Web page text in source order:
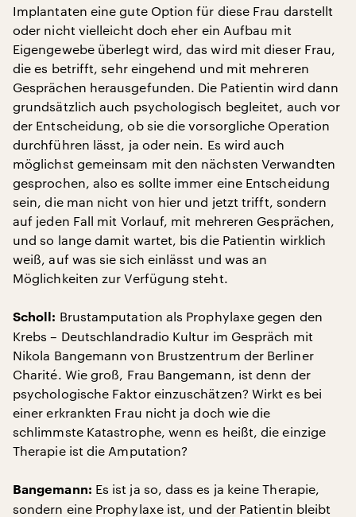
Implantaten eine gute Option für diese Frau darstellt
oder nicht vielleicht doch eher ein Aufbau mit
Eigengewebe überlegt wird, das wird mit dieser Frau,
die es betrifft, sehr eingehend und mit mehreren
Gesprächen herausgefunden. Die Patientin wird dann
grundsätzlich auch psychologisch begleitet, auch vor
der Entscheidung, ob sie die vorsorgliche Operation
durchführen lässt, ja oder nein. Es wird auch
möglichst gemeinsam mit den nächsten Verwandten
gesprochen, also es sollte immer eine Entscheidung
sein, die man nicht von hier und jetzt trifft, sondern
auf jeden Fall mit Vorlauf, mit mehreren Gesprächen,
und so lange damit wartet, bis die Patientin wirklich
weiß, auf was sie sich einlässt und was an
Möglichkeiten zur Verfügung steht.
Scholl: Brustamputation als Prophylaxe gegen den
Krebs – Deutschlandradio Kultur im Gespräch mit
Nikola Bangemann von Brustzentrum der Berliner
Charité. Wie groß, Frau Bangemann, ist denn der
psychologische Faktor einzuschätzen? Wirkt es bei
einer erkrankten Frau nicht ja doch wie die
schlimmste Katastrophe, wenn es heißt, die einzige
Therapie ist die Amputation?
Bangemann: Es ist ja so, dass es ja keine Therapie,
sondern eine Prophylaxe ist, und der Patientin bleibt